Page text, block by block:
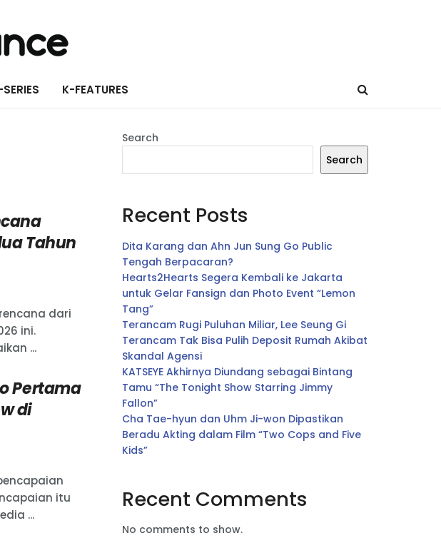
K-FEATURES
Tahun
dari
ini.
...
Pertama
di
itu
...
Search
Search
Recent Posts
Dita Karang dan Ahn Jun Sung Go Public
Tengah Berpacaran?
Hearts2Hearts Segera Kembali ke Jakarta
untuk Gelar Fansign dan Photo Event “Lemon
Tang”
Terancam Rugi Puluhan Miliar, Lee Seung Gi
Terancam Tak Bisa Pulih Deposit Rumah Akibat
Skandal Agensi
KATSEYE Akhirnya Diundang sebagai Bintang
Tamu “The Tonight Show Starring Jimmy
Fallon”
Cha Tae-hyun dan Uhm Ji-won Dipastikan
Beradu Akting dalam Film “Two Cops and Five
Kids”
Recent Comments
No comments to show.